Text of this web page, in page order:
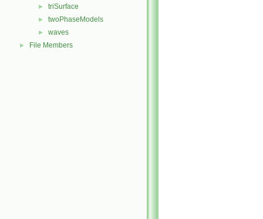
► triSurface
► twoPhaseModels
► waves
► File Members